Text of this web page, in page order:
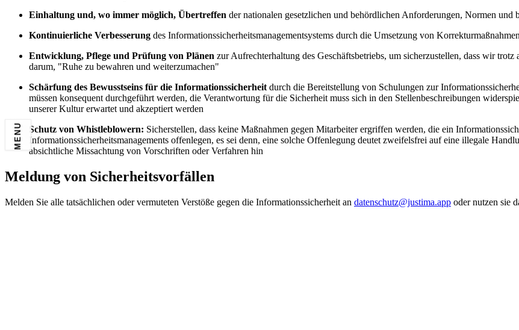
MENU
Einhaltung und, wo immer möglich, Übertreffen der nationalen gesetzlichen und behördlichen Anforderungen, Normen und
Kontinuierliche Verbesserung des Informationssicherheitsmanagementsystems durch die Umsetzung von
Entwicklung, Pflege und Prüfung von Plänen zur Aufrechterhaltung des Geschäftsbetriebs, um sicherzustellen, dass wir
darum, "Ruhe zu bewahren und weiterzumachen"
Schärfung des Bewusstseins für die Informationssicherheit durch die Bereitstellung von Schulungen zur
müssen konsequent durchgeführt werden, die Verantwortung für die Sicherheit muss sich in den Stellenbeschreibungen
unserer Kultur erwartet und akzeptiert werden
Schutz von Whistleblowern: Sicherstellen, dass keine Maßnahmen gegen Mitarbeiter ergriffen werden, die ein
Informationssicherheitsmanagements offenlegen, es sei denn, eine solche Offenlegung deutet zweifelsfrei auf eine illegale
absichtliche Missachtung von Vorschriften oder Verfahren hin
Meldung von Sicherheitsvorfällen
Melden Sie alle tatsächlichen oder vermuteten Verstöße gegen die Informationssicherheit an datenschutz@justima.app oder nutzen sie